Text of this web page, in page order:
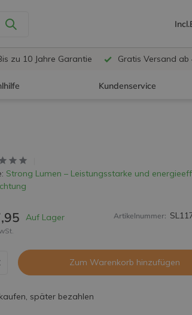
Incl.
zu 10 Jahre Garantie Gratis Versand ab
Kundenservice
Strong Lumen – Leistungsstarke und
Auf Lager Artikelnummer:
Zum Warenkorb hinzufügen
später bezahlen